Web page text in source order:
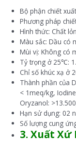
Bộ phận chiết
Phương pháp
Hình thức: Chất
Màu sắc: Dầu có
Mùi vị: Không có
Tỷ trọng ở 25℃:
Chỉ số khúc xạ ở
Thành phần của
< 1meq/kg,
Oryzanol:
Hạn sử dụng: 02
Số lượng cung
3. Xuất Xứ